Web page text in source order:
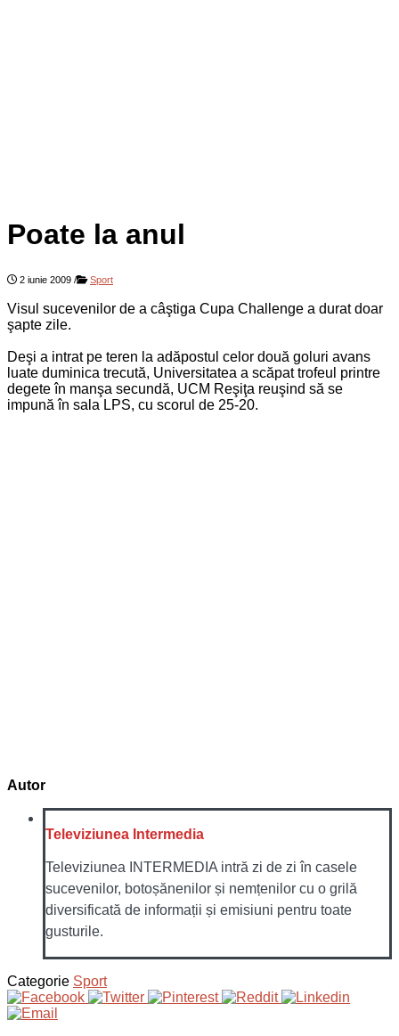
Poate la anul
2 iunie 2009 / Sport
Visul sucevenilor de a câştiga Cupa Challenge a durat doar
şapte zile.
Deşi a intrat pe teren la adăpostul celor două goluri avans
luate duminica trecută, Universitatea a scăpat trofeul printre
degete în manşa secundă, UCM Reşiţa reuşind să se
impună în sala LPS, cu scorul de 25-20.
Autor
Televiziunea Intermedia
Televiziunea INTERMEDIA intră zi de zi în casele
sucevenilor, botoșănenilor și nemțenilor cu o grilă
diversificată de informații și emisiuni pentru toate
gusturile.
Categorie Sport